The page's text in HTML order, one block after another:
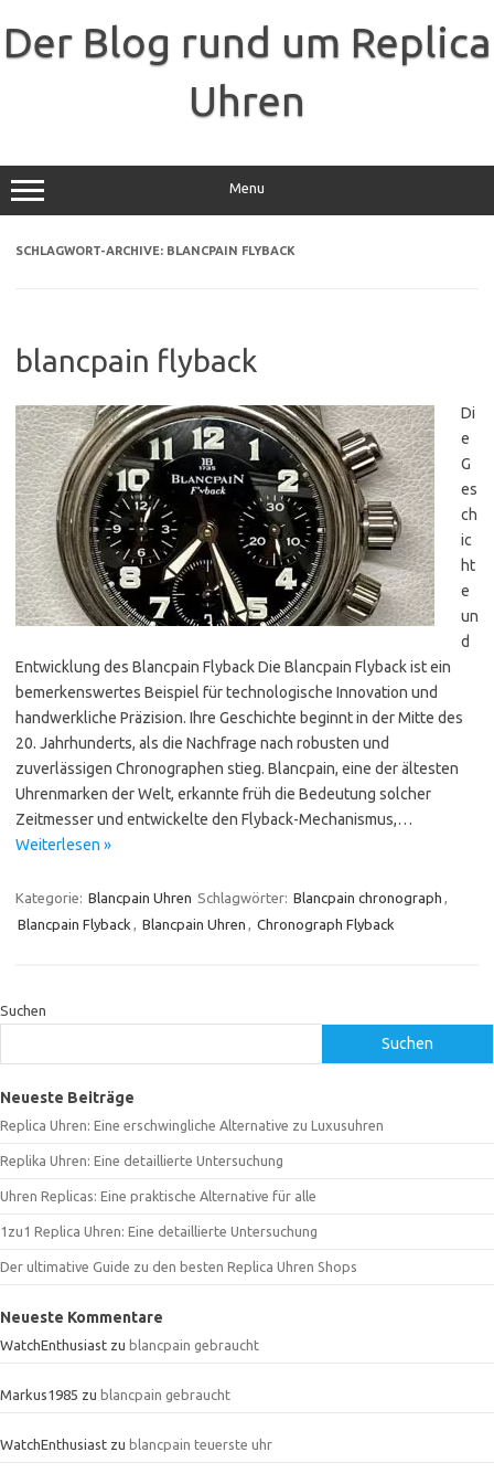
springen
Der Blog rund um Replica
Uhren
Menu
SCHLAGWORT-ARCHIVE: BLANCPAIN FLYBACK
blancpain flyback
Di
e
G
es
ch
ic
ht
e
un
d
Entwicklung des Blancpain Flyback Die Blancpain Flyback ist ein
bemerkenswertes Beispiel für technologische Innovation und
handwerkliche Präzision. Ihre Geschichte beginnt in der Mitte des
20. Jahrhunderts, als die Nachfrage nach robusten und
zuverlässigen Chronographen stieg. Blancpain, eine der ältesten
Uhrenmarken der Welt, erkannte früh die Bedeutung solcher
Zeitmesser und entwickelte den Flyback-Mechanismus,…
Weiterlesen »
Kategorie: Blancpain Uhren Schlagwörter: Blancpain chronograph ,
Blancpain Flyback , Blancpain Uhren , Chronograph Flyback
Suchen
Suchen
Neueste Beiträge
Replica Uhren: Eine erschwingliche Alternative zu Luxusuhren
Replika Uhren: Eine detaillierte Untersuchung
Uhren Replicas: Eine praktische Alternative für alle
1zu1 Replica Uhren: Eine detaillierte Untersuchung
Der ultimative Guide zu den besten Replica Uhren Shops
Neueste Kommentare
WatchEnthusiast zu blancpain gebraucht
Markus1985 zu blancpain gebraucht
WatchEnthusiast zu blancpain teuerste uhr